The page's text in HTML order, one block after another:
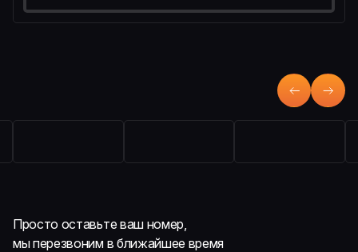
Просто оставьте ваш номер,
мы перезвоним в ближайшее время